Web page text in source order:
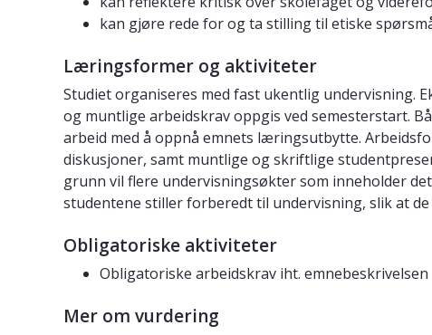
kan gjøre rede for og ta stilling til etiske
Læringsformer og aktiviteter
Studiet organiseres med fast ukentlig undervisning.
og muntlige arbeidskrav oppgis ved semesterstart.
arbeid med å oppnå emnets læringsutbytte.
diskusjoner, samt muntlige og skriftlige
grunn vil flere undervisningsøkter som inneholder
studentene stiller forberedt til undervisning, slik at
Obligatoriske aktiviteter
Obligatoriske arbeidskrav iht. emnebeskrivelsen
Mer om vurdering